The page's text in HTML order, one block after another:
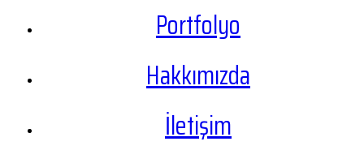
Portfolyo
Hakkımızda
İletişim